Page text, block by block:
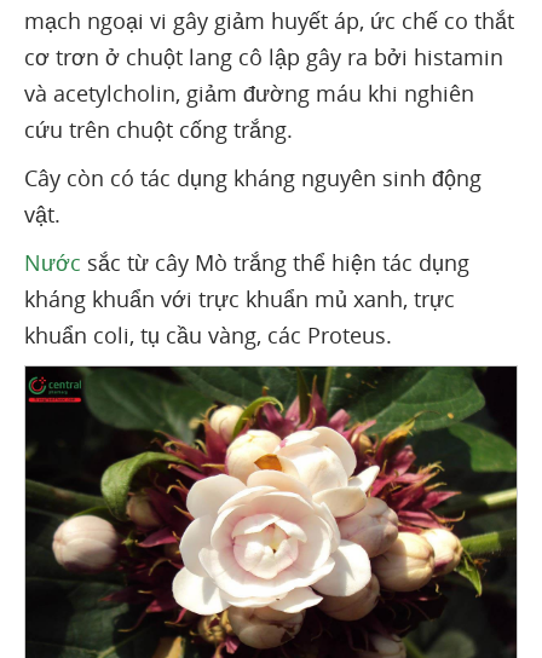
mạch ngoại vi gây giảm huyết áp, ức chế co thắt
cơ trơn ở chuột lang cô lập gây ra bởi histamin
và acetylcholin, giảm đường máu khi nghiên
cứu trên chuột cống trắng.
Cây còn có tác dụng kháng nguyên sinh động
vật.
Nước sắc từ cây Mò trắng thể hiện tác dụng
kháng khuẩn với trực khuẩn mủ xanh, trực
khuẩn coli, tụ cầu vàng, các Proteus.